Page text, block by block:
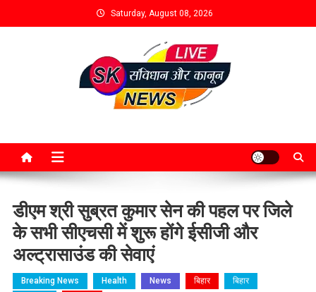
Saturday, August 08, 2026
डीएम श्री सुब्रत कुमार सेन की पहल पर जिले
के सभी सीएचसी में शुरू होंगे ईसीजी और
अल्ट्रासाउंड की सेवाएं
Breaking News Health News बिहार
बिहार